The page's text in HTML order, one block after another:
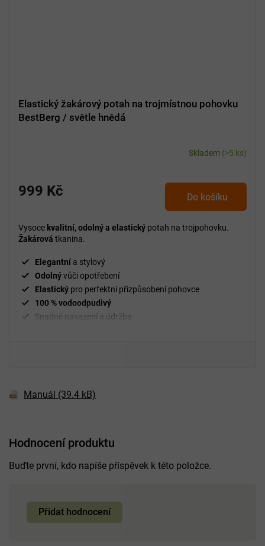
Elastický žakárový potah na trojmístnou pohovku
BestBerg / světle hnědá
Skladem (>5 ks)
999 Kč Do košíku
Vysoce kvalitní, odolný a elastický potah na trojpohovku.
Žakárová tkanina.
Elegantní a stylový
Odolnývůči opotřebení
Elastický pro perfektní přizpůsobení pohovce
100 % vodoodpudivý
Snadné nasazení a údržba
Manuál (39.4 kB)
Hodnocení produktu
Buďte první, kdo napíše příspěvek k této položce.
Přidat hodnocení